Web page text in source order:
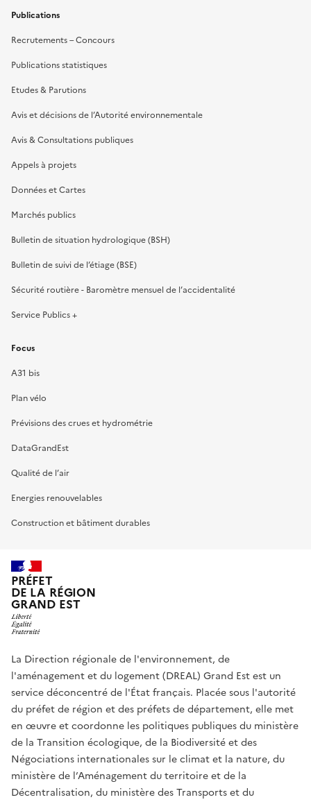
Publications
Recrutements – Concours
Publications statistiques
Etudes & Parutions
Avis et décisions de l’Autorité environnementale
Avis & Consultations publiques
Appels à projets
Données et Cartes
Marchés publics
Bulletin de situation hydrologique (BSH)
Bulletin de suivi de l’étiage (BSE)
Sécurité routière - Baromètre mensuel de l’accidentalité
Service Publics +
Focus
A31 bis
Plan vélo
Prévisions des crues et hydrométrie
DataGrandEst
Qualité de l’air
Energies renouvelables
Construction et bâtiment durables
PRÉFET
DE LA RÉGION
GRAND EST
La Direction régionale de l'environnement, de
l'aménagement et du logement (DREAL) Grand Est est un
service déconcentré de l'État français. Placée sous l'autorité
du préfet de région et des préfets de département, elle met
en œuvre et coordonne les politiques publiques du ministère
de la Transition écologique, de la Biodiversité et des
Négociations internationales sur le climat et la nature, du
ministère de l’Aménagement du territoire et de la
Décentralisation, du ministère des Transports et du